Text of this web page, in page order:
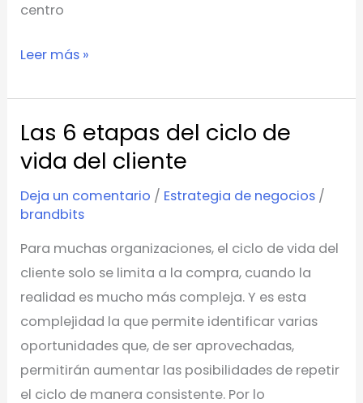
centro
Leer más »
Las 6 etapas del ciclo de
vida del cliente
Deja un comentario / Estrategia de negocios /
brandbits
Para muchas organizaciones, el ciclo de vida del
cliente solo se limita a la compra, cuando la
realidad es mucho más compleja. Y es esta
complejidad la que permite identificar varias
oportunidades que, de ser aprovechadas,
permitirán aumentar las posibilidades de repetir
el ciclo de manera consistente. Por lo
Las
6
del
de
vida
del
cliente